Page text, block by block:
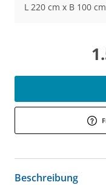
L 220 cm x B 100
Beschreibung